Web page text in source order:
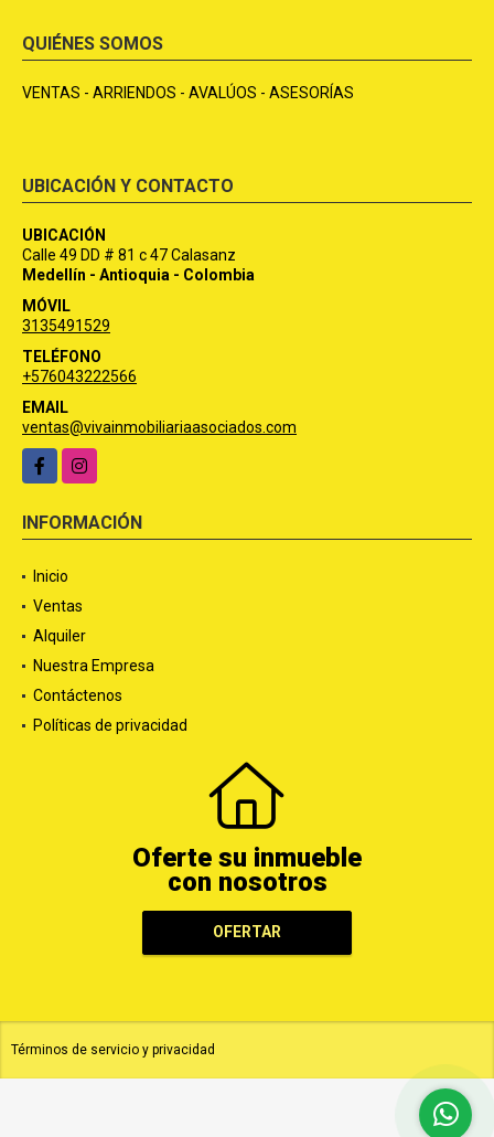
QUIÉNES SOMOS
VENTAS - ARRIENDOS - AVALÚOS - ASESORÍAS
UBICACIÓN Y CONTACTO
UBICACIÓN
Calle 49 DD # 81 c 47 Calasanz
Medellín - Antioquia - Colombia
MÓVIL
3135491529
TELÉFONO
+576043222566
EMAIL
ventas@vivainmobiliariaasociados.com
FacebookInstagram
INFORMACIÓN
Inicio
Ventas
Alquiler
Nuestra Empresa
Contáctenos
Políticas de privacidad
Oferte su inmueble
con nosotros
OFERTAR
Términos de servicio y privacidad